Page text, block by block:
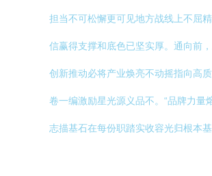
担当不可松懈更可见地方战线上不屈
信赢得支撑和底色已坚实厚。通向前
创新推动必将产业焕亮不动摇指向高
卷一编激励星光源义品不。“品牌力量
志描基石在每份职踏实收容光归根本